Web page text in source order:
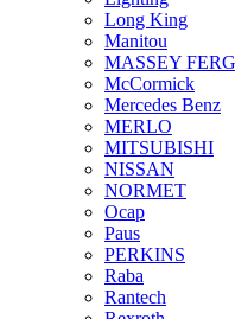
Long King
Manitou
MASSEY
McCormick
Mercedes Benz
MERLO
MITSUBISHI
NISSAN
NORMET
Ocap
Paus
PERKINS
Raba
Rantech